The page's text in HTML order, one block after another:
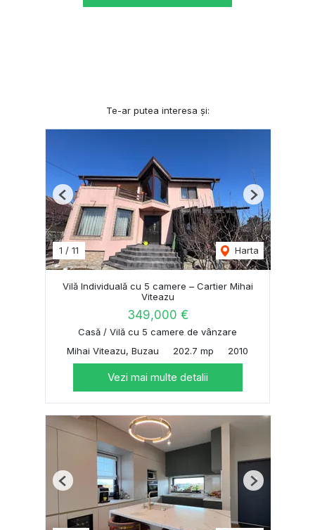
Te-ar putea interesa și:
1 / 11 Harta
Previous Next
Vilă Individuală cu 5 camere – Cartier Mihai
Viteazu
349,000 €
Casă / Vilă cu 5 camere de vânzare
Mihai Viteazu, Buzau
202.7 mp 2010
Vezi mai multe detalii
Previous Next